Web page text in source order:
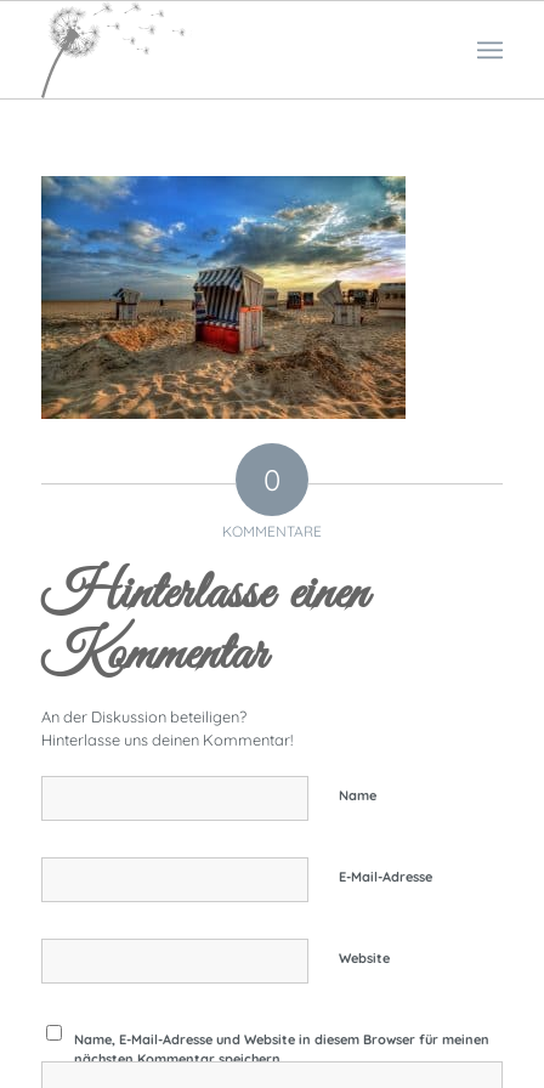
0
KOMMENTARE
Hinterlasse einen
Kommentar
An der Diskussion beteiligen?
Hinterlasse uns deinen Kommentar!
Name
E-Mail-Adresse
Website
Name, E-Mail-Adresse und Website in diesem Browser für meinen
nächsten Kommentar speichern.